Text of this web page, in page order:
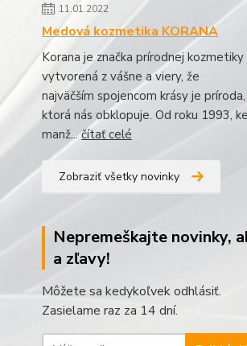
11.01.2022
Medová kozmetika KORANA
Korana je značka prírodnej kozmetiky
vytvorená z vášne a viery, že
najväčším spojencom krásy je príroda,
ktorá nás obklopuje. Od roku 1993,
manž...čítať celé
Zobraziť všetky novinky
Nepremeškajte novinky,
a zľavy!
Môžete sa kedykoľvek odhlásiť.
Zasielame raz za 14 dní.